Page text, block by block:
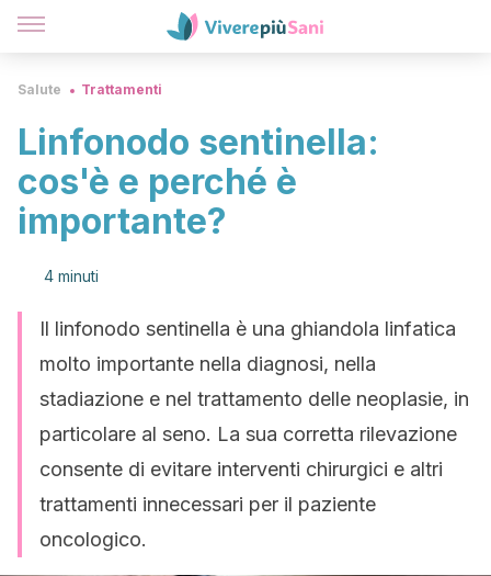
Salute Trattamenti
Linfonodo sentinella:
cos'è e perché è
importante?
4 minuti
Il linfonodo sentinella è una ghiandola linfatica
molto importante nella diagnosi, nella
stadiazione e nel trattamento delle neoplasie, in
particolare al seno. La sua corretta rilevazione
consente di evitare interventi chirurgici e altri
trattamenti innecessari per il paziente
oncologico.